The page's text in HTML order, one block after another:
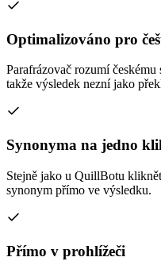
Optimalizováno pro
Parafrázovač rozumí
takže výsledek nezní jako
Synonyma na jedno
Stejně jako u QuillBotu
synonym přímo ve výsledku.
Přímo v prohlížeči